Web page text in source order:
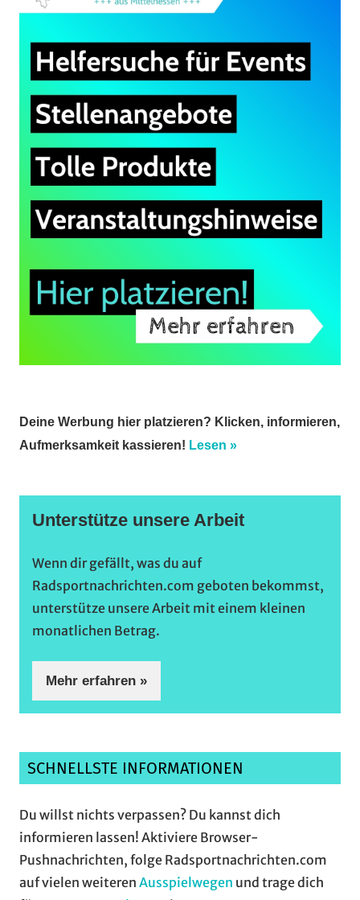
Deine Werbung hier platzieren? Klicken, informieren,
Aufmerksamkeit kassieren! Lesen »
Unterstütze unsere Arbeit
Wenn dir gefällt, was du auf
Radsportnachrichten.com geboten bekommst,
unterstütze unsere Arbeit mit einem kleinen
monatlichen Betrag.
Mehr erfahren »
SCHNELLSTE INFORMATIONEN
Du willst nichts verpassen? Du kannst dich
informieren lassen! Aktiviere Browser-
Pushnachrichten, folge Radsportnachrichten.com
auf vielen weiteren Ausspielwegen und trage dich